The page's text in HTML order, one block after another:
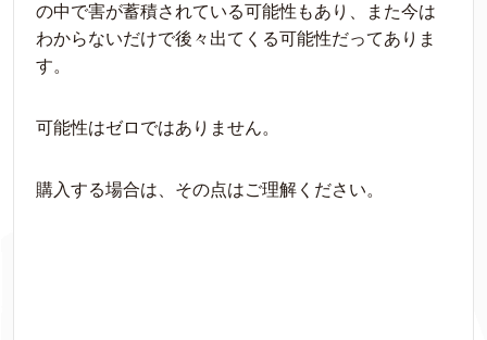
の中で害が蓄積されている可能性もあり、また今は
わからないだけで後々出てくる可能性だってありま
す。
可能性はゼロではありません。
購入する場合は、その点はご理解ください。